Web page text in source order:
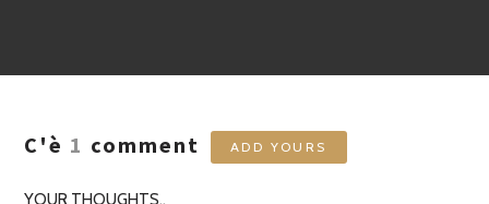
C'è 1 comment ADD YOURS